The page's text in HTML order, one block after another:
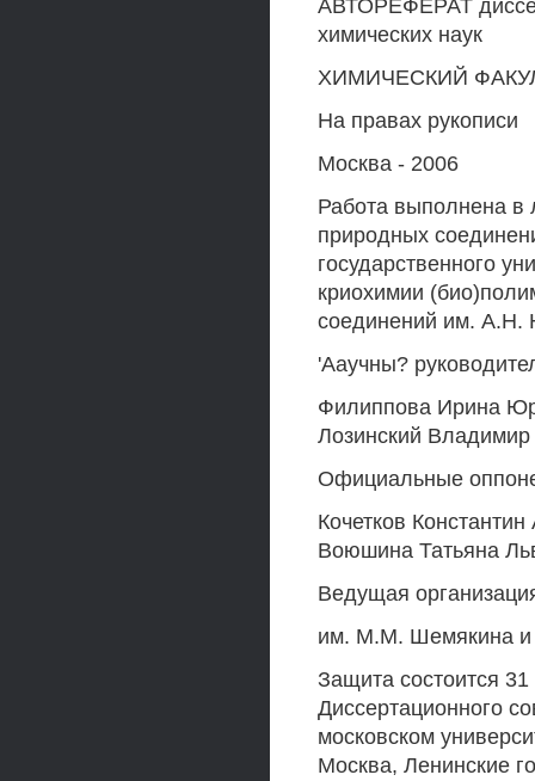
АВТОРЕФЕРАТ
химических наук
ХИМИЧЕСКИЙ
На правах рукописи
Москва - 2006
Работа выполнена в
природных
государственного
криохимии
соединений им. А.Н.
'Ааучны?
Филиппова Ирина
Лозинский
Официальные
Кочетков
Воюшина Татьяна
Ведущая
им. М.М. Шемякина
Защита состоится
Диссертационного
московском
Москва, Ленинские